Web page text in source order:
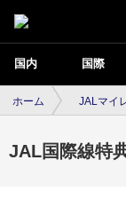
国内 国際
ホーム JALマイ
JAL国際線特